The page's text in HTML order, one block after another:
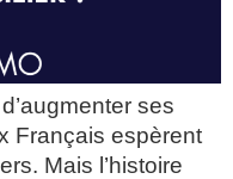
ses
Français espèrent
Mais l’histoire